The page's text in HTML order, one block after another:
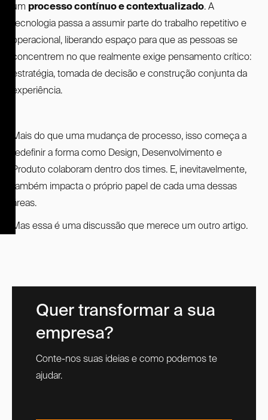
um processo contínuo e contextualizado. A
tecnologia passa a assumir parte do trabalho repetitivo e
operacional, liberando espaço para que as pessoas se
concentrem no que realmente exige pensamento crítico:
estratégia, tomada de decisão e construção conjunta da
experiência.
Mais do que uma mudança de processo, isso começa a
redefinir a forma como Design, Desenvolvimento e
Produto colaboram dentro dos times. E, inevitavelmente,
também impacta o próprio papel de cada uma dessas
áreas.
Mas essa é uma discussão que merece um outro artigo.
Quer transformar a sua
empresa?
Conte-nos suas ideias e como podemos te
ajudar.